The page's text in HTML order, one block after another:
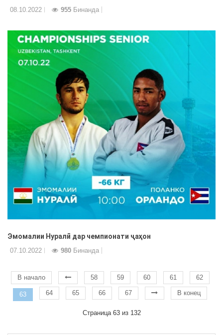
08.10.2022 955 Бинанда
Эмомалии Нуралӣ дар чемпионати ҷаҳон
07.10.2022 980 Бинанда
В начало 58 59 60 61 62
63 64 65 66 67 В конец
Страница 63 из 132